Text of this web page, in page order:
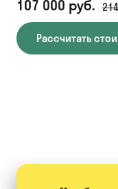
107 000 руб.
Рассчитать